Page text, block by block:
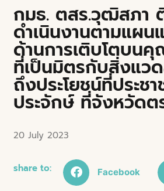
กมธ. ตสร.วุฒิสภา
ดำเนินงานตามแผน
ด้านการเติบโตบน
ที่เป็นมิตรกับสิ่งแว
ถึงประโยชน์ที่ประช
ประจักษ์ ที่จังหวัดต
20 July 2023
share to: Facebook